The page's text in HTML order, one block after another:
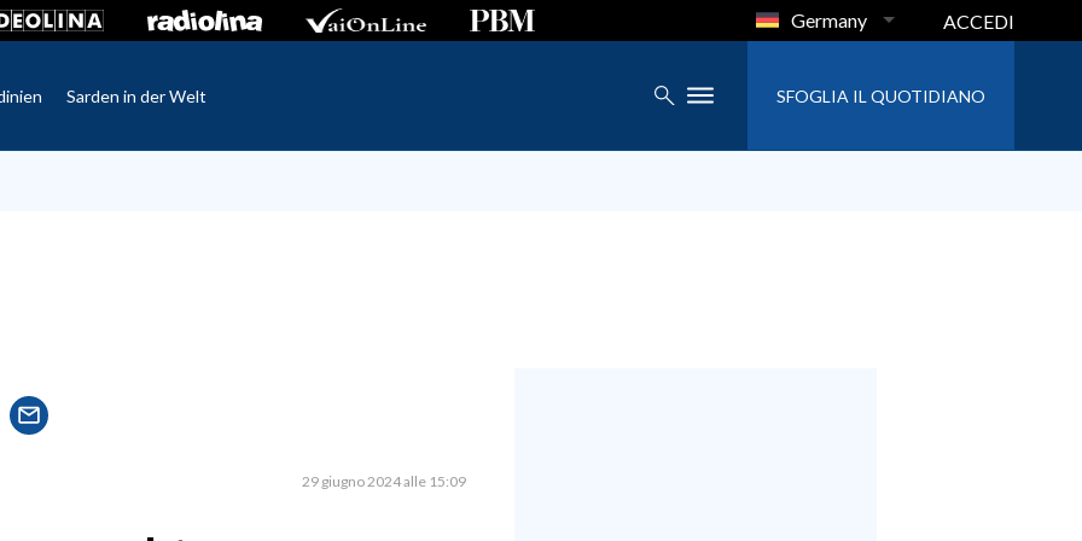
Germany ACCEDI
Sarden in der Welt SFOGLIA IL QUOTIDIANO
29 giugno 2024 alle 15:09